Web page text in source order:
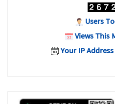
Users
Views This
Your IP